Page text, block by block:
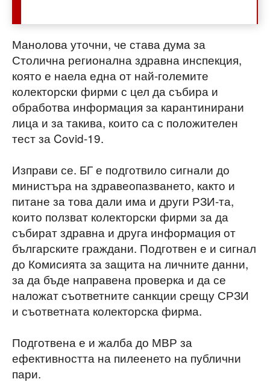
Манолова уточни, че става дума за
Столична регионална здравна инспекция,
която е наела една от най-големите
колекторски фирми с цел да събира и
обработва информация за карантинирани
лица и за такива, които са с положителен
тест за Covid-19.
Изправи се. БГ е подготвило сигнали до
министъра на здравеопазването, както и
питане за това дали има и други РЗИ-та,
които ползват колекторски фирми за да
събират здравна и друга информация от
българските граждани. Подготвен е и сигнал
до Комисията за защита на личните данни,
за да бъде направена проверка и да се
наложат съответните санкции срещу СРЗИ
и съответната колекторска фирма.
Подготвена е и жалба до МВР за
ефективността на пилеенето на публични
пари.